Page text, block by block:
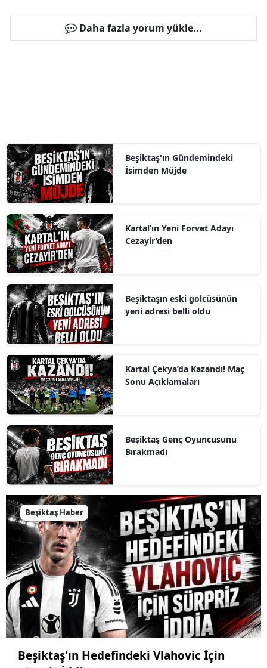
Daha fazla yorum yükle...
Beşiktaş'ın Gündemindeki
İsimden Müjde
Kartal’ın Yeni Forvet Adayı
Cezayir’den
Beşiktaşın eski golcüsünün
yeni adresi belli oldu
Kartal Çekya’da Kazandı! Maç
Sonu Açıklamaları
Beşiktaş Genç Oyuncusunu
Bırakmadı
Beşiktaş Haber
Beşiktaş'ın Hedefindeki Vlahovic İçin